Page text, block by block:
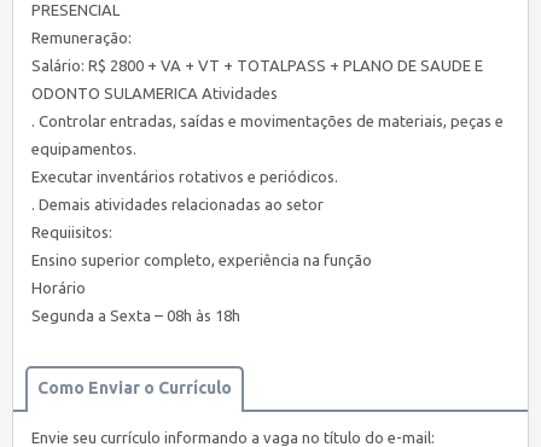
PRESENCIAL
Remuneração:
Salário: R$ 2800 + VA + VT + TOTALPASS + PLANO DE SAUDE E
ODONTO SULAMERICA Atividades
. Controlar entradas, saídas e movimentações de materiais, peças e
equipamentos.
Executar inventários rotativos e periódicos.
. Demais atividades relacionadas ao setor
Requiisitos:
Ensino superior completo, experiência na função
Horário
Segunda a Sexta – 08h às 18h
Como Enviar o Currículo
Envie seu currículo informando a vaga no título do e-mail: